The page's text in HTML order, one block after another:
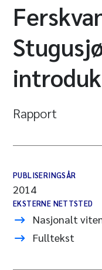
Rapport
PUBLISERINGSÅR
2014
EKSTERNE NETTSTED
Nasjonalt
Fulltekst